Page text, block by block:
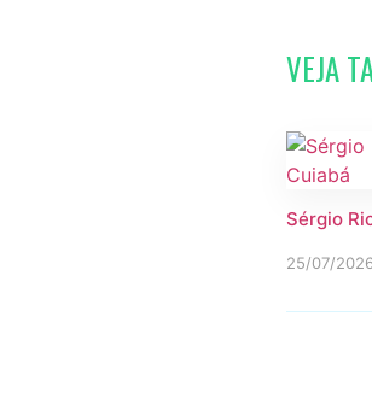
VEJA
Sérgio
25/07/2026